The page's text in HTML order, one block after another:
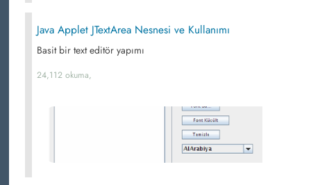
Java Applet JTextArea Nesnesi ve Kullanımı
Basit bir text editör yapımı
24,112 okuma,